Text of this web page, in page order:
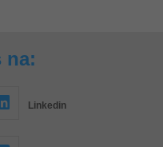
na:
Linkedin